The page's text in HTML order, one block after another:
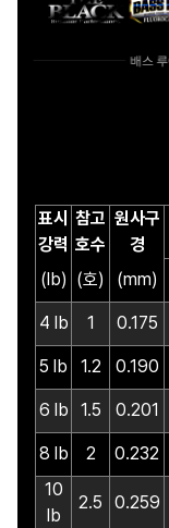
표시
강력
참고
호수
원사구
경
(lb) (호) (mm)
4 lb 1 0.175
5 lb 1.2 0.190
6 lb 1.5 0.201
8 lb 2 0.232
10
lb
2.5 0.259